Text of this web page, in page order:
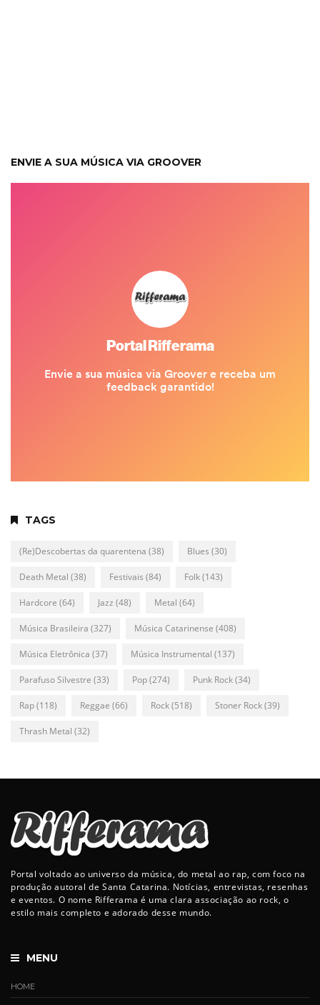
ENVIE A SUA MÚSICA VIA GROOVER
TAGS
(Re)Descobertas da quarentena (38) Blues (30)
Death Metal (38) Festivais (84) Folk(143)
Hardcore (64) Jazz (48) Metal (64)
Música Brasileira (327) Música Catarinense (408)
Música Eletrônica (37) Música Instrumental (137)
Parafuso Silvestre (33) Pop(274) Punk Rock(34)
Rap(118) Reggae (66) Rock(518) Stoner Rock(39)
Thrash Metal (32)
Portal voltado ao universo da música, do metal ao rap, com foco na
produção autoral de Santa Catarina. Notícias, entrevistas, resenhas
e eventos. O nome Rifferama é uma clara associação ao rock, o
estilo mais completo e adorado desse mundo.
MENU
HOME